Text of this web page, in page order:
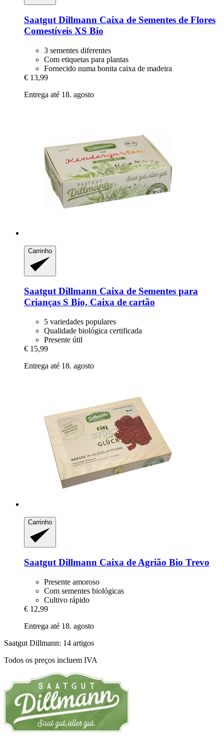
Saatgut Dillmann Caixa de Sementes de Flores
Comestíveis XS Bio
3 sementes diferentes
Com etiquetas para plantas
Fornecido numa bonita caixa de madeira
€ 13,99
Entrega até 18. agosto
Carrinho
Saatgut Dillmann Caixa de Sementes para
Crianças S Bio, Caixa de cartão
5 variedades populares
Qualidade biológica certificada
Presente útil
€ 15,99
Entrega até 18. agosto
Carrinho
Saatgut Dillmann Caixa de Agrião Bio Trevo
Presente amoroso
Com sementes biológicas
Cultivo rápido
€ 12,99
Entrega até 18. agosto
Saatgut Dillmann: 14 artigos
Todos os preços incluem IVA